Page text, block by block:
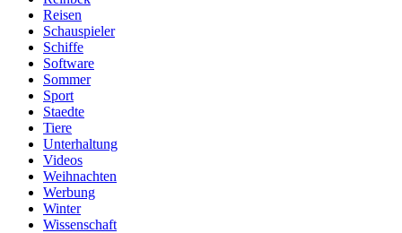
Reisen
Schauspieler
Schiffe
Software
Sommer
Sport
Staedte
Tiere
Unterhaltung
Videos
Weihnachten
Werbung
Winter
Wissenschaft